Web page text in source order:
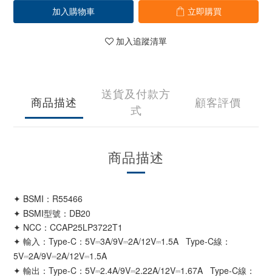
加入購物車 立即購買
加入追蹤清單
商品描述
送貨及付款方
式
顧客評價
商品描述
✦ BSMI：R55466
✦ BSMI型號：DB20
✦ NCC：CCAP25LP3722T1
✦ 輸入：Type-C：5V⎓3A/9V⎓2A/12V⎓1.5A Type-C線：
5V⎓2A/9V⎓2A/12V⎓1.5A
✦ 輸出：Type-C：5V⎓2.4A/9V⎓2.22A/12V⎓1.67A Type-C線：